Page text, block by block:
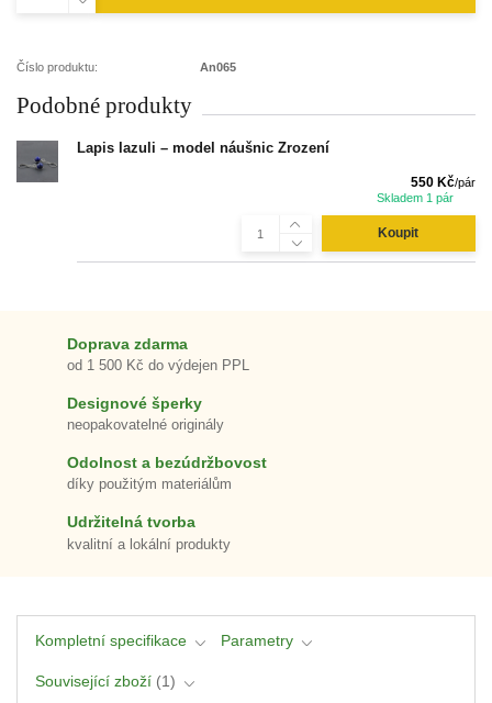
Číslo produktu: An065
Podobné produkty
Lapis lazuli – model náušnic Zrození
550 Kč/pár
Skladem 1 pár
Koupit
Doprava zdarma
od 1 500 Kč do výdejen PPL
Designové šperky
neopakovatelné originály
Odolnost a bezúdržbovost
díky použitým materiálům
Udržitelná tvorba
kvalitní a lokální produkty
Kompletní specifikace Parametry
Související zboží 1